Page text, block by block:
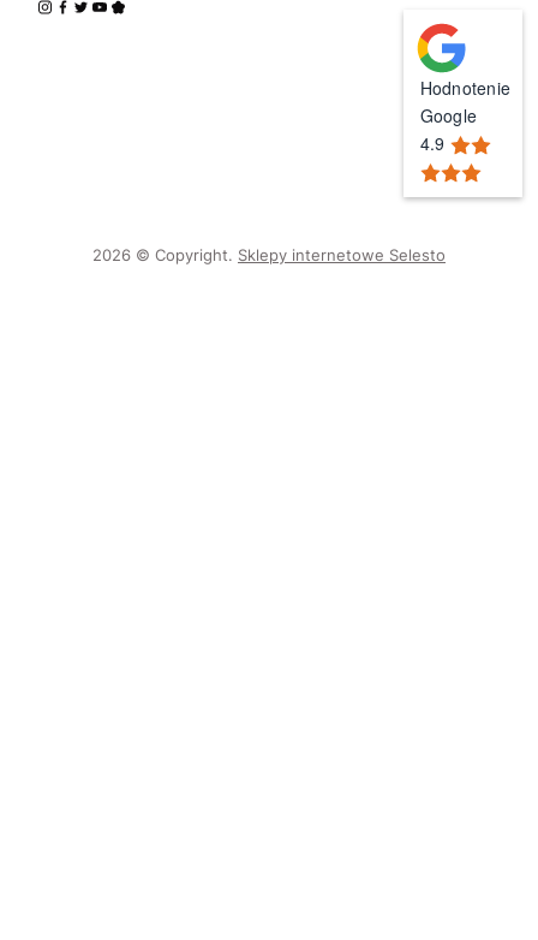
Hodnotenie
Google
4.9
2026 © Copyright. Sklepy internetowe Selesto